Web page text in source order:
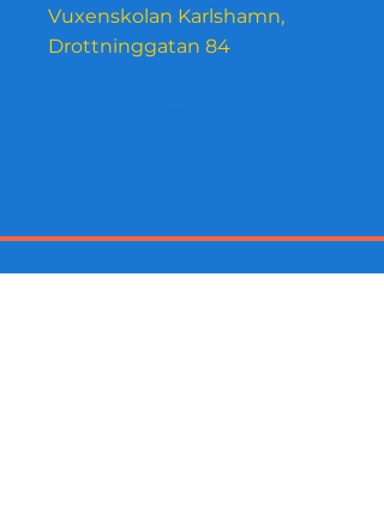
Vuxenskolan Karlshamn,
Drottninggatan 84